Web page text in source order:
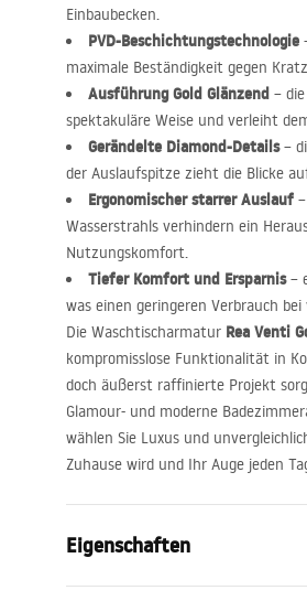
Einbaubecken.
PVD-Beschichtungstechnologie
maximale Beständigkeit gegen
Ausführung Gold Glänzend –
spektakuläre Weise und verleiht
Gerändelte Diamond-Details–
der Auslaufspitze zieht die Blicke
Ergonomischer starrer Auslauf
Wasserstrahls verhindern ein
Nutzungskomfort.
Tiefer Komfort und Ersparnis–
was einen geringeren Verbrauch
Die Waschtischarmatur Rea Venti
kompromisslose Funktionalität in
doch äußerst raffinierte Projekt
Glamour- und moderne
wählen Sie Luxus und
Zuhause wird und Ihr Auge jeden
Eigenschaften